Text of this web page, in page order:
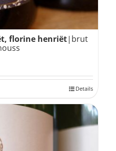
florine henriët|brut
Details